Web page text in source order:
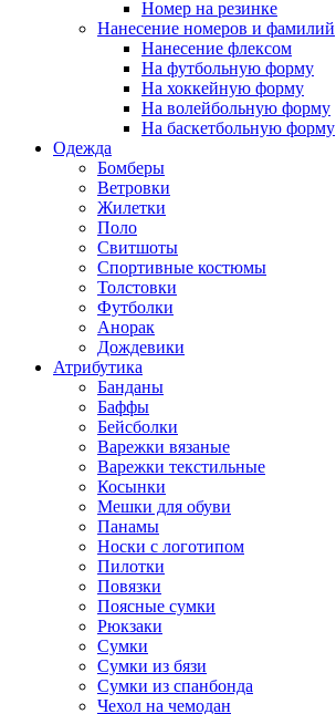
Номер на резинке
Нанесение номеров и фамилий
Нанесение флексом
На футбольную форму
На хоккейную форму
На волейбольную форму
На баскетбольную форму
Одежда
Бомберы
Ветровки
Жилетки
Поло
Свитшоты
Спортивные костюмы
Толстовки
Футболки
Анорак
Дождевики
Атрибутика
Банданы
Баффы
Бейсболки
Варежки вязаные
Варежки текстильные
Косынки
Мешки для обуви
Панамы
Носки с логотипом
Пилотки
Повязки
Поясные сумки
Рюкзаки
Сумки
Сумки из бязи
Сумки из спанбонда
Чехол на чемодан